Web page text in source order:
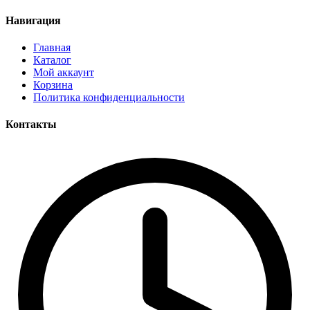
Навигация
Главная
Каталог
Мой аккаунт
Корзина
Политика конфиденциальности
Контакты